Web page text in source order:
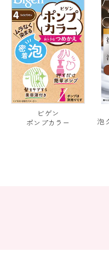
ビゲン
ポンプカラー
泡